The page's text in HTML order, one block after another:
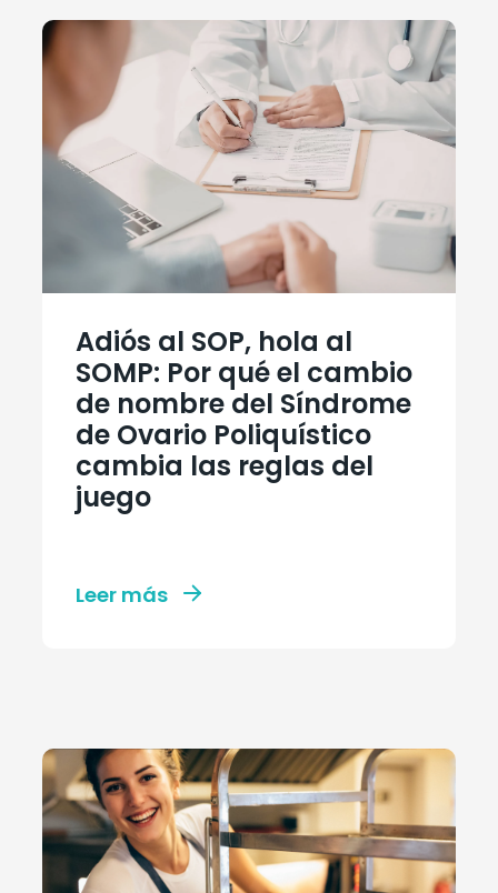
Adiós al SOP, hola al
SOMP: Por qué el cambio
de nombre del Síndrome
de Ovario Poliquístico
cambia las reglas del
juego
Leer más